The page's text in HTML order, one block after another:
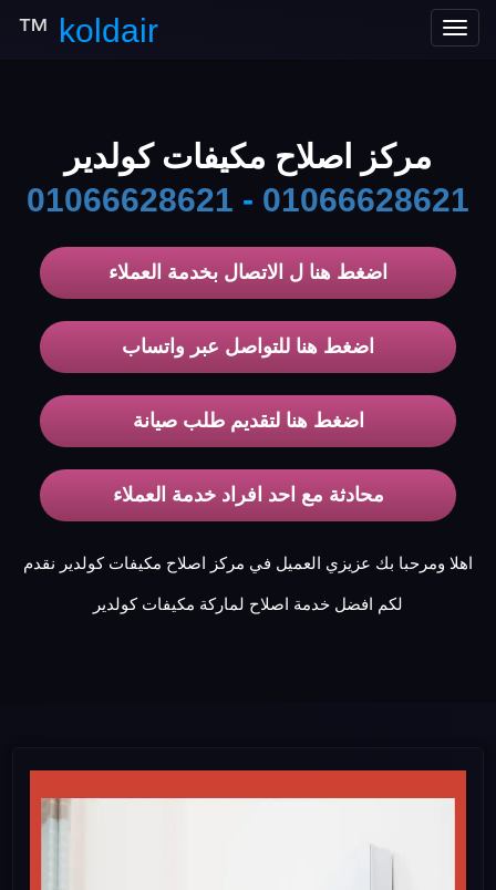
Toggle
koldair
™
مركز اصلاح مكيفات كولدير
01066628621
-
01066628621
اضغط هنا ل الاتصال بخدمة العملاء
اضغط هنا للتواصل عبر واتساب
اضغط هنا لتقديم طلب صيانة
محادثة مع احد افراد خدمة العملاء
اهلا ومرحبا بك عزيزي العميل في مركز اصلاح مكيفات كولدير نقدم
لكم افضل خدمة اصلاح لماركة مكيفات كولدير